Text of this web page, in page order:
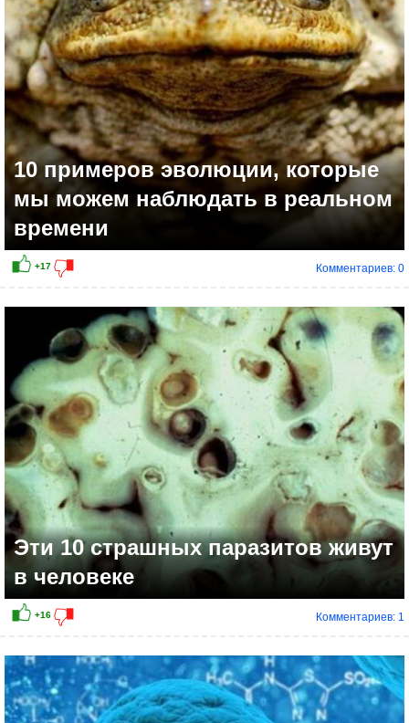
+21
10 примеров эволюции, которые
мы можем наблюдать в реальном
времени
Комментариев: 0
Эти 10 страшных паразитов живут
в человеке
Комментариев: 1